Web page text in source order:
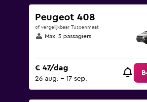
Peugeot 408
of vergelijkbaar Tussenmaat
Max. 5 passagiers
€ 47/dag
26 aug. - 17 sep.